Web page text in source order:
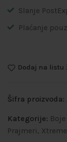
Slanje
Plaćanje
Dodaj na listu
Šifra proizvoda:
Kategorije:
Prajmeri,